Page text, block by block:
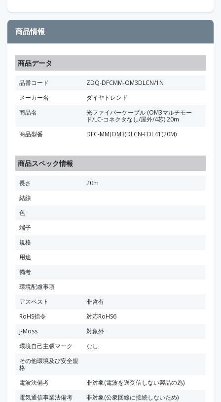
商品情報
商品データ
品番コード
ZDQ-DFCMM-OM3DLCN/1N
メーカー名
ダイヤトレンド
商品名
光ファイバーケーブル (OM3マルチモー
ド/LC-コネクタなし/屋外/4芯) 20m
商品型番
DFC-MM(OM3)DLCN-FDL41(20M)
商品スペック情報
長さ
20m
結線
色
端子
規格
用途
備考
環境配慮事項
アスベスト
非含有
RoHS指令
対応RoHS6
J-Moss
対象外
環境自己主張マーク
なし
その他環境及び安全規
格
電波法備考
非対象(電波を送受信しない製品の為)
電気通信事業法備考
非対象(公衆回線に接続しないため)